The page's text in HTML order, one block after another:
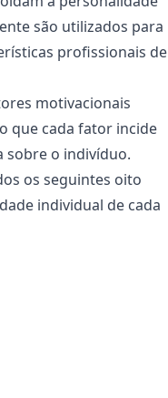
são utilizados para
profissionais de
motivacionais
que cada fator incide
sobre o indivíduo.
os seguintes oito
individual de cada